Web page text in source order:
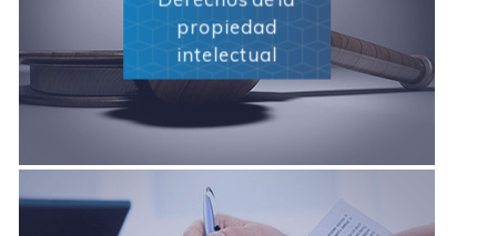
propiedad
intelectual